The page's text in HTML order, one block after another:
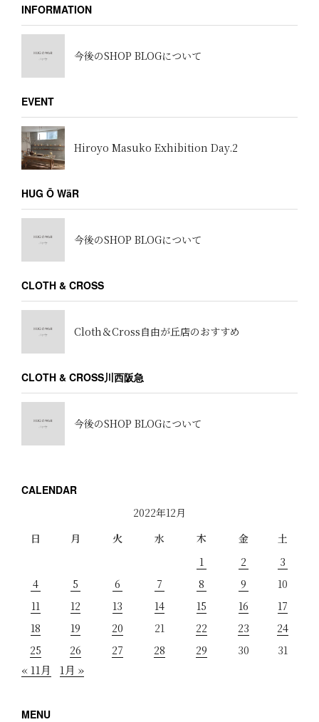
INFORMATION
今後のSHOP BLOGについて
EVENT
Hiroyo Masuko Exhibition Day.2
HUG Ō WäR
今後のSHOP BLOGについて
CLOTH & CROSS
Cloth＆Cross自由が丘店のおすすめ
CLOTH & CROSS川西阪急
今後のSHOP BLOGについて
CALENDAR
2022年12月
日
月 火 水 木 金
土
1
2
3
4
5 6 7 8 9
10
11
12 13 14 15 16
17
18
19 20 21 22 23
24
25
26 27 28 29 30 31
« 11月 1月 »
MENU